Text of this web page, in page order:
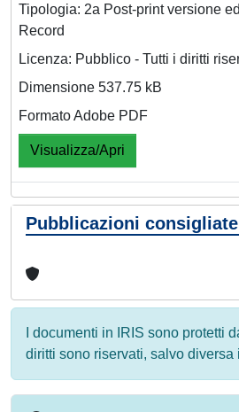
Tipologia: 2a Post-print versione
Record
Licenza: Pubblico - Tutti i diritti
Dimensione 537.75 kB
Formato Adobe PDF
Visualizza/Apri
Pubblicazioni consigliate
I documenti in IRIS sono protetti
diritti sono riservati, salvo diversa